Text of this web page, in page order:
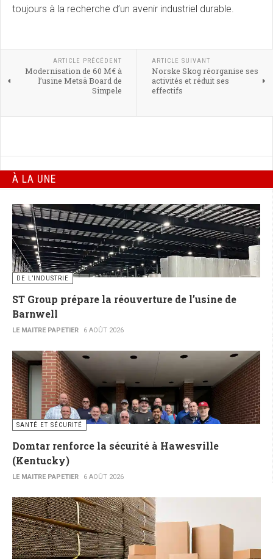
toujours à la recherche d’un avenir industriel durable.
ARTICLE PRÉCÉDENT
Modernisation de 60 M€ à
l’usine Metsä Board de
Simpele
ARTICLE SUIVANT
Norske Skog réorganise ses
activités et réduit ses
effectifs
À LA UNE
DE L’INDUSTRIE
ST Group prépare la réouverture de l’usine de
Barnwell
LE MAITRE PAPETIER 6 AOÛT 2026
SANTÉ ET SÉCURITÉ
Domtar renforce la sécurité à Hawesville
(Kentucky)
LE MAITRE PAPETIER 6 AOÛT 2026